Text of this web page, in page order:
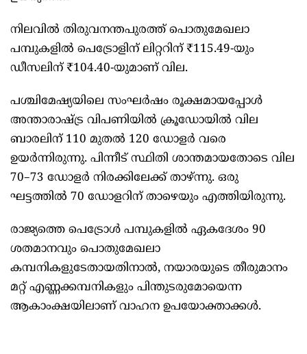
നിലവിൽ തിരുവനന്തപുരത്ത് പൊതുമേഖലാ
പമ്പുകളിൽ പെട്രോളിന് ലിറ്ററിന് ₹115.49-യും
ഡീസലിന് ₹104.40-യുമാണ് വില.
പശ്ചിമേഷ്യയിലെ സംഘർഷം രൂക്ഷമായപ്പോൾ
അന്താരാഷ്ട്ര വിപണിയിൽ ക്രൂഡോയിൽ വില
ബാരലിന് 110 മുതൽ 120 ഡോളർ വരെ
ഉയർന്നിരുന്നു. പിന്നീട് സ്ഥിതി ശാന്തമായതോടെ വില
70–73 ഡോളർ നിരക്കിലേക്ക് താഴ്ന്നു. ഒരു
ഘട്ടത്തിൽ 70 ഡോളറിന് താഴെയും എത്തിയിരുന്നു.
രാജ്യത്തെ പെട്രോൾ പമ്പുകളിൽ ഏകദേശം 90
ശതമാനവും പൊതുമേഖലാ
കമ്പനികളുടേതായതിനാൽ, നയാരയുടെ തീരുമാനം
മറ്റ് എണ്ണക്കമ്പനികളും പിന്തുടരുമോയെന്ന
ആകാംക്ഷയിലാണ് വാഹന ഉപയോക്താക്കൾ.